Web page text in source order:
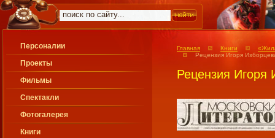
Персоналии
Проекты
Фильмы
Спектакли
Фотогалерея
Книги
Главная Книги
Рецензия Игоря
Рецензия Игоря